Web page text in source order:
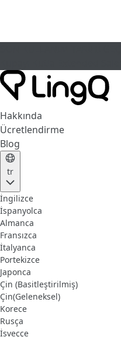
Hakkında
Ücretlendirme
Blog
tr
İngilizce
İspanyolca
Almanca
Fransızca
İtalyanca
Portekizce
Japonca
Çin (Basitleştirilmiş)
Çin(Geleneksel)
Korece
Rusça
İsveççe